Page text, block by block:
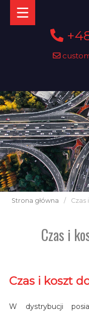
Strona główna / Czas
Czas i
Czas i koszt
W dystrybucji